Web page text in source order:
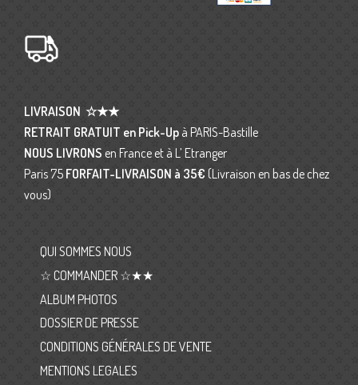
LIVRAISON ☆★★
RETRAIT GRATUIT en Pick-Up à PARIS-Bastille
NOUS LIVRONS en France et à L’ Etranger
Paris 75 FORFAIT-LIVRAISON à 35€ (Livraison en bas de chez
vous)
QUI SOMMES NOUS
☆ COMMANDER ☆★★
ALBUM PHOTOS
DOSSIER DE PRESSE
CONDITIONS GÉNÉRALES DE VENTE
MENTIONS LEGALES